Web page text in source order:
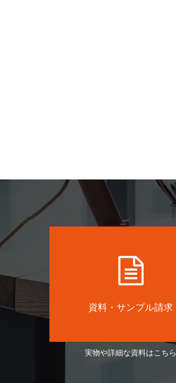
資料・サンプル請求
実物や詳細な資料はこちら